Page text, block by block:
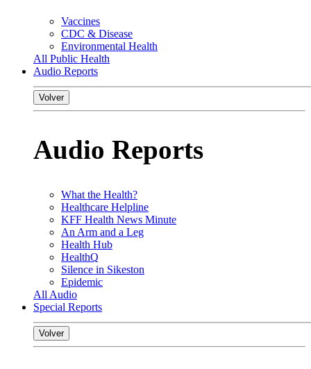
Vaccines
CDC & Disease
Environmental Health
All Public Health
Audio Reports
Volver
Audio Reports
What the Health?
Healthcare Helpline
KFF Health News Minute
An Arm and a Leg
Health Hub
HealthQ
Silence in Sikeston
Epidemic
All Audio
Special Reports
Volver